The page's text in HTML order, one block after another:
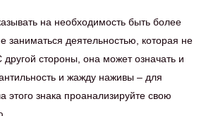
на необходимость быть более
заниматься деятельностью, которая не
другой стороны, она может означать и
и жажду наживы – для
этого знака проанализируйте свою